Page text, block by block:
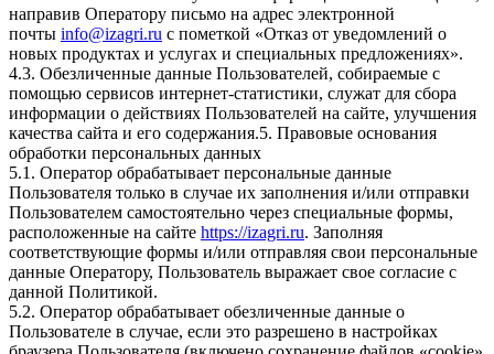
направив Оператору письмо на адрес электронной
почты info@izagri.ru с пометкой «Отказ от уведомлений о
новых продуктах и услугах и специальных предложениях».
4.3. Обезличенные данные Пользователей, собираемые с
помощью сервисов интернет-статистики, служат для сбора
информации о действиях Пользователей на сайте, улучшения
качества сайта и его содержания.5. Правовые основания
обработки персональных данных
5.1. Оператор обрабатывает персональные данные
Пользователя только в случае их заполнения и/или отправки
Пользователем самостоятельно через специальные формы,
расположенные на сайте https://izagri.ru. Заполняя
соответствующие формы и/или отправляя свои персональные
данные Оператору, Пользователь выражает свое согласие с
данной Политикой.
5.2. Оператор обрабатывает обезличенные данные о
Пользователе в случае, если это разрешено в настройках